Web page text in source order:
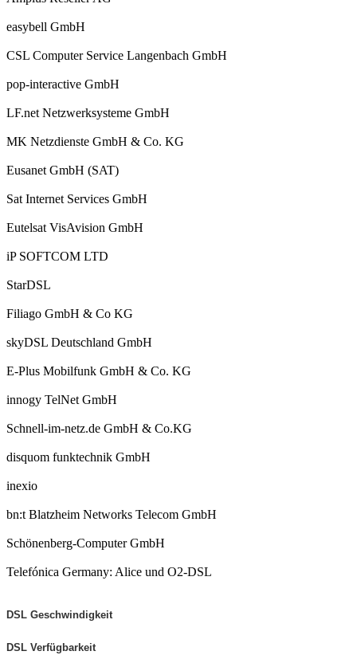
easybell GmbH
CSL Computer Service Langenbach GmbH
pop-interactive GmbH
LF.net Netzwerksysteme GmbH
MK Netzdienste GmbH & Co. KG
Eusanet GmbH (SAT)
Sat Internet Services GmbH
Eutelsat VisAvision GmbH
iP SOFTCOM LTD
StarDSL
Filiago GmbH & Co KG
skyDSL Deutschland GmbH
E-Plus Mobilfunk GmbH & Co. KG
innogy TelNet GmbH
Schnell-im-netz.de GmbH & Co.KG
disquom funktechnik GmbH
inexio
bn:t Blatzheim Networks Telecom GmbH
Schönenberg-Computer GmbH
Telefónica Germany: Alice und O2-DSL
DSL Geschwindigkeit
DSL Verfügbarkeit